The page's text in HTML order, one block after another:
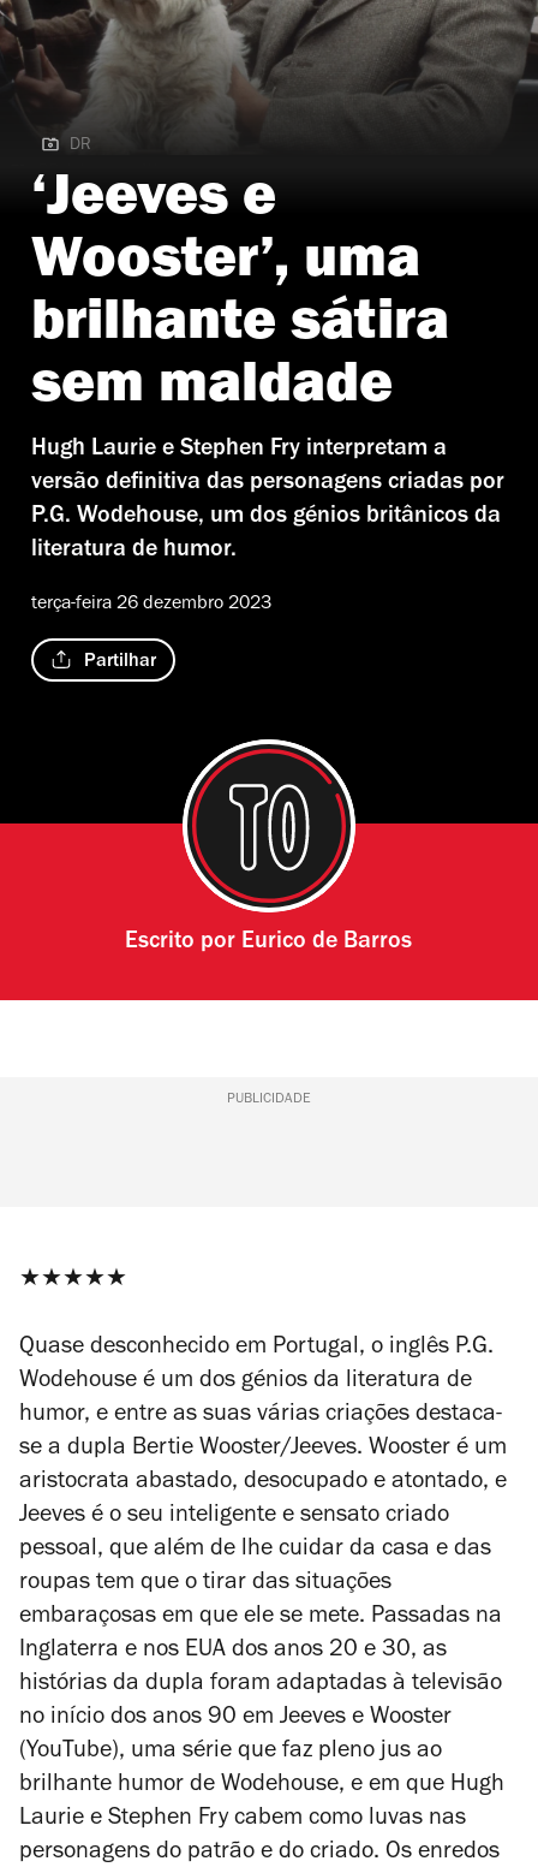
DR | Jeeves e Wooster
DR
‘Jeeves e
Wooster’, uma
brilhante sátira
sem maldade
Hugh Laurie e Stephen Fry interpretam a
versão definitiva das personagens criadas por
P.G. Wodehouse, um dos génios britânicos da
literatura de humor.
terça-feira 26 dezembro 2023
Partilhar
Escrito por Eurico de Barros
PUBLICIDADE
★★★★★
Quase desconhecido em Portugal, o inglês P.G.
Wodehouse é um dos génios da literatura de
humor, e entre as suas várias criações destaca-
se a dupla Bertie Wooster/Jeeves. Wooster é um
aristocrata abastado, desocupado e atontado, e
Jeeves é o seu inteligente e sensato criado
pessoal, que além de lhe cuidar da casa e das
roupas tem que o tirar das situações
embaraçosas em que ele se mete. Passadas na
Inglaterra e nos EUA dos anos 20 e 30, as
histórias da dupla foram adaptadas à televisão
no início dos anos 90 em Jeeves e Wooster
(YouTube), uma série que faz pleno jus ao
brilhante humor de Wodehouse, e em que Hugh
Laurie e Stephen Fry cabem como luvas nas
personagens do patrão e do criado. Os enredos